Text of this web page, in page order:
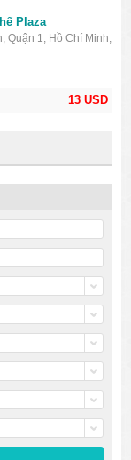
13 USD
Plaza
Quận 1, Hồ Chí Minh,